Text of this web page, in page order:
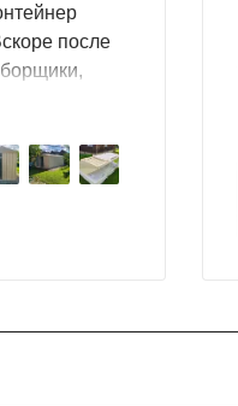
после
собрали.
фирму.